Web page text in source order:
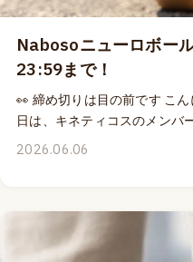
ます。 ボルダーでの解剖実
言語サポートを提供させてい
したクラスの開催は、おそら
参加しようと思っている、と
思います。 今回のクラスに申
ヤーズと一緒に解剖クラスに
なります。 毎朝60分間のト
（私が担当）で、解剖クラス
がつきます。日本語サポート
Nabosoニューロボー
23:59まで！
👀 締め切りは目の前です こ
日は、キネティコスのメンバ
きの健康寿命：マスターマイ
く、「Dr.エミリーの
とNabosoニューロボールが
2026.06.06